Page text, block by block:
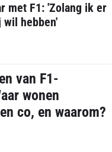
met F1: 'Zolang ik er
hebben'
van F1-
wonen
co, en waarom?